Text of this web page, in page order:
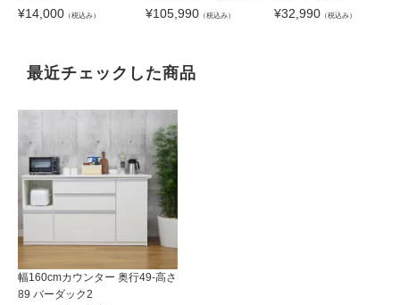
¥14,000 （税込み）
オ
¥105,990 （税込み） ¥32,990（税込み）
最近チェックした商品
幅160cmカウンター 奥行49-高さ
89 バーダック2